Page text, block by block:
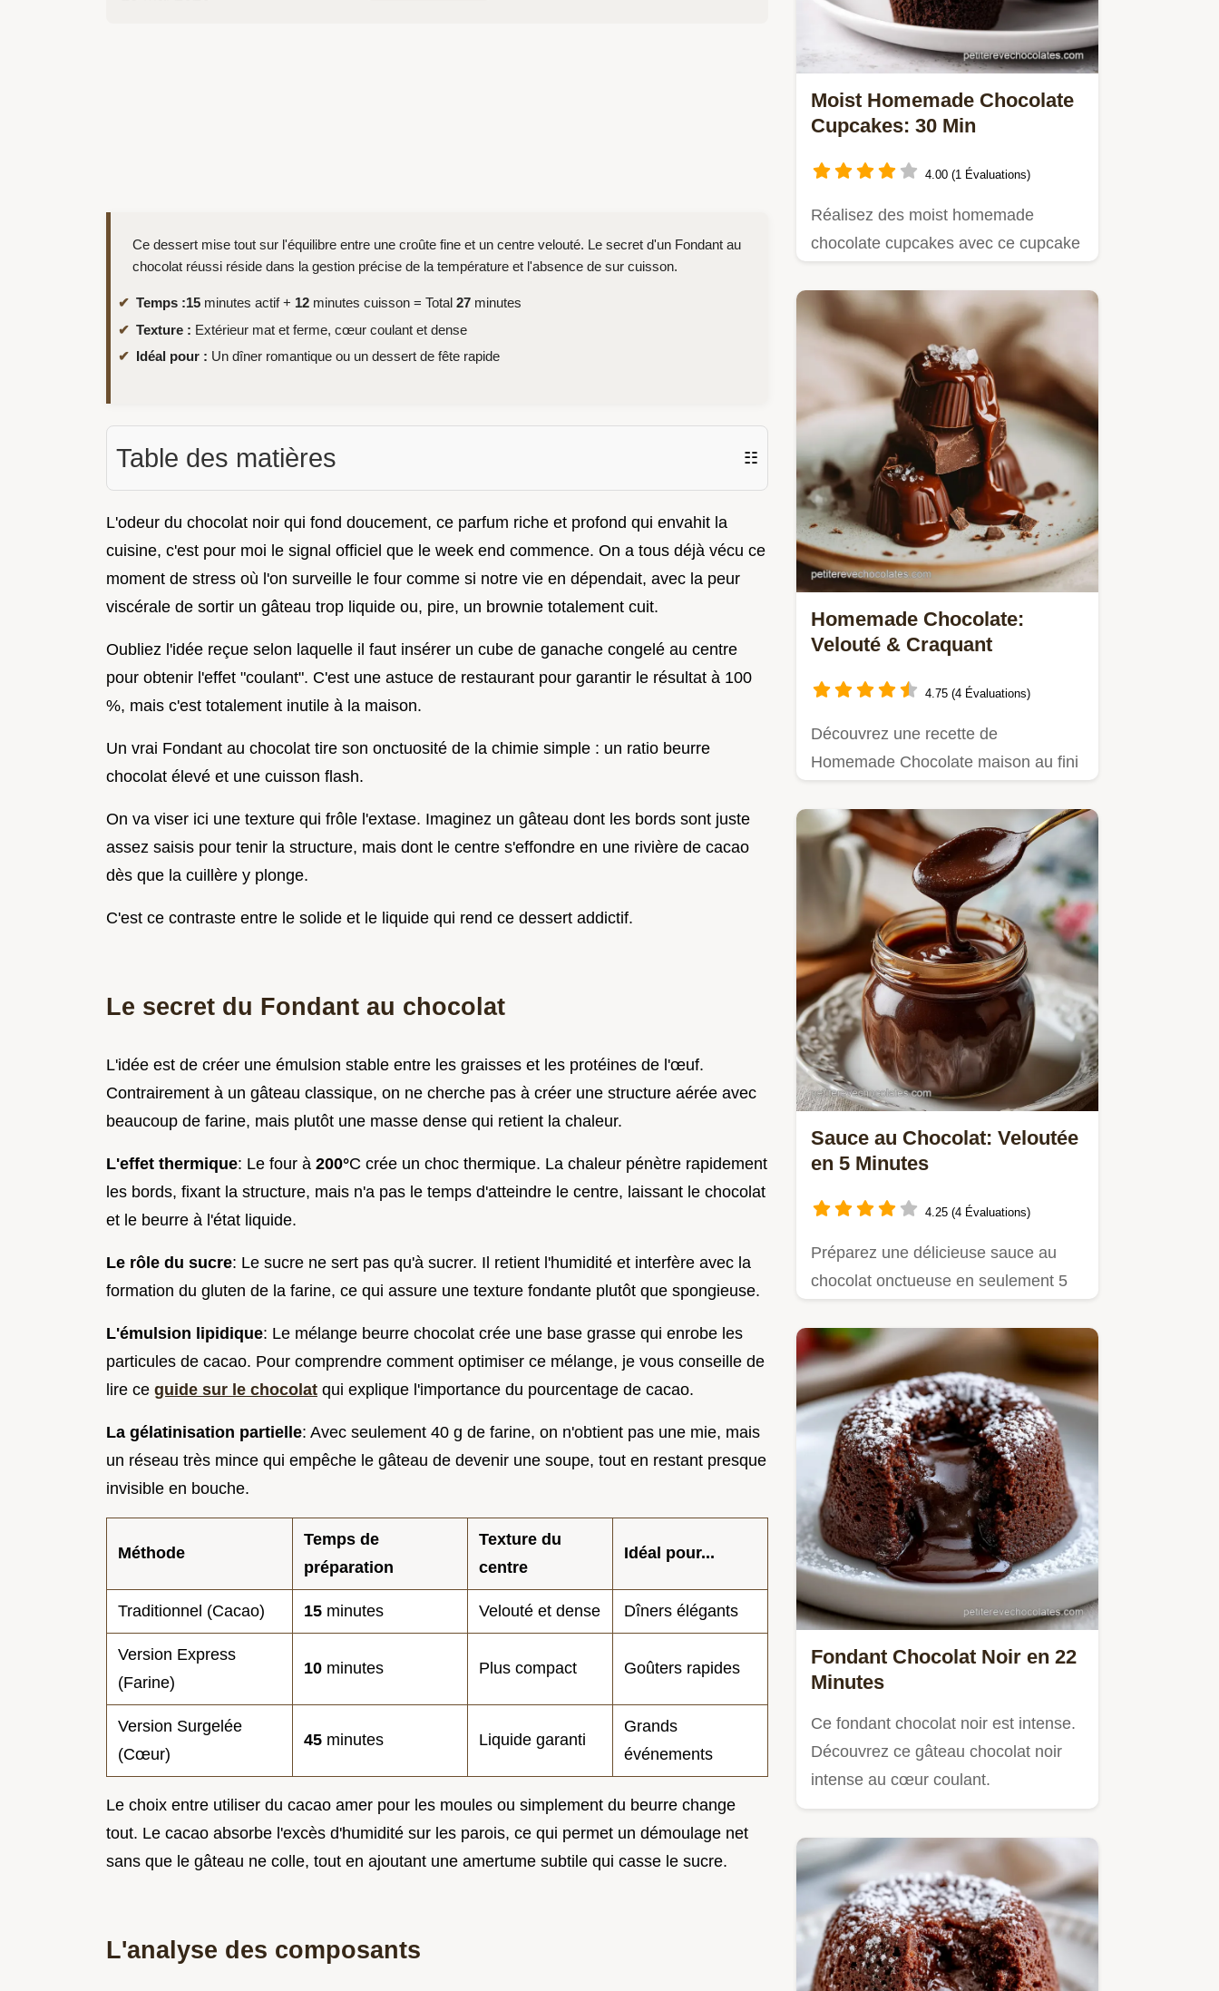
Ce dessert mise tout sur l'équilibre entre une croûte fine et un centre velouté. Le secret d'un Fondant au
chocolat réussi réside dans la gestion précise de la température et l'absence de sur cuisson.
Temps :15 minutes actif + 12 minutes cuisson = Total 27 minutes
Texture : Extérieur mat et ferme, cœur coulant et dense
Idéal pour : Un dîner romantique ou un dessert de fête rapide
Table des matières ☷
L'odeur du chocolat noir qui fond doucement, ce parfum riche et profond qui envahit la
cuisine, c'est pour moi le signal officiel que le week end commence. On a tous déjà vécu ce
moment de stress où l'on surveille le four comme si notre vie en dépendait, avec la peur
viscérale de sortir un gâteau trop liquide ou, pire, un brownie totalement cuit.
Oubliez l'idée reçue selon laquelle il faut insérer un cube de ganache congelé au centre
pour obtenir l'effet "coulant". C'est une astuce de restaurant pour garantir le résultat à 100
%, mais c'est totalement inutile à la maison.
Un vrai Fondant au chocolat tire son onctuosité de la chimie simple : un ratio beurre
chocolat élevé et une cuisson flash.
On va viser ici une texture qui frôle l'extase. Imaginez un gâteau dont les bords sont juste
assez saisis pour tenir la structure, mais dont le centre s'effondre en une rivière de cacao
dès que la cuillère y plonge.
C'est ce contraste entre le solide et le liquide qui rend ce dessert addictif.
Le secret du Fondant au chocolat
L'idée est de créer une émulsion stable entre les graisses et les protéines de l'œuf.
Contrairement à un gâteau classique, on ne cherche pas à créer une structure aérée avec
beaucoup de farine, mais plutôt une masse dense qui retient la chaleur.
L'effet thermique: Le four à 200°C crée un choc thermique. La chaleur pénètre rapidement
les bords, fixant la structure, mais n'a pas le temps d'atteindre le centre, laissant le chocolat
et le beurre à l'état liquide.
Le rôle du sucre: Le sucre ne sert pas qu'à sucrer. Il retient l'humidité et interfère avec la
formation du gluten de la farine, ce qui assure une texture fondante plutôt que spongieuse.
L'émulsion lipidique: Le mélange beurre chocolat crée une base grasse qui enrobe les
particules de cacao. Pour comprendre comment optimiser ce mélange, je vous conseille de
lire ce guide sur le chocolat qui explique l'importance du pourcentage de cacao.
La gélatinisation partielle: Avec seulement 40 g de farine, on n'obtient pas une mie, mais
un réseau très mince qui empêche le gâteau de devenir une soupe, tout en restant presque
invisible en bouche.
Méthode
Temps de
préparation
Texture du
centre
Idéal pour...
Traditionnel (Cacao) 15 minutes Velouté et dense Dîners élégants
Version Express
(Farine)
10 minutes Plus compact Goûters rapides
Version Surgelée
(Cœur)
45 minutes Liquide garanti
Grands
événements
Le choix entre utiliser du cacao amer pour les moules ou simplement du beurre change
tout. Le cacao absorbe l'excès d'humidité sur les parois, ce qui permet un démoulage net
sans que le gâteau ne colle, tout en ajoutant une amertume subtile qui casse le sucre.
L'analyse des composants
Moist Homemade Chocolate
Cupcakes: 30 Min
4.00 (1 Évaluations)
Réalisez des moist homemade
chocolate cupcakes avec ce cupcake
Homemade Chocolate:
Velouté & Craquant
4.75 (4 Évaluations)
Découvrez une recette de
Homemade Chocolate maison au fini
Sauce au Chocolat: Veloutée
en 5 Minutes
4.25 (4 Évaluations)
Préparez une délicieuse sauce au
chocolat onctueuse en seulement 5
Fondant Chocolat Noir en 22
Minutes
Ce fondant chocolat noir est intense.
Découvrez ce gâteau chocolat noir
intense au cœur coulant.